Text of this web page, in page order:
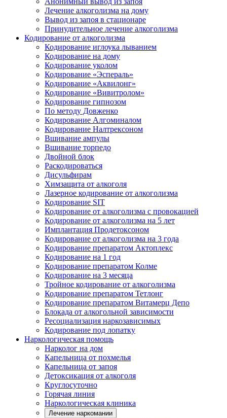
Лечение алкоголизма на дому
Вывод из запоя в стационаре
Принудительное лечение алкоголизма
Кодирование от алкоголизма
Кодирование иглоука лыванием
Кодирование на дому
Кодирование уколом
Кодирование «Эспераль»
Кодирование «Аквилонг»
Кодирование «Вивитролом»
Кодирование гипнозом
По методу Довженко
Кодирование Алгоминалом
Кодирование Налтрексоном
Вшивание ампулы
Вшивание торпедо
Двойной блок
Раскодироваться
Дисульфирам
Химзащита от алкоголя
Лазерное кодирование от алкоголизма
Кодирование SIT
Кодирование от алкоголизма с провокацией
Кодирование от алкоголизма на 5 лет
Имплантация Продетоксоном
Кодирование от алкоголизма на 3 года
Кодирование препаратом Актоплекс
Кодирование на 1 год
Кодирование препаратом Колме
Кодирование на 3 месяца
Тройное кодирование от алкоголизма
Кодирование препаратом Тетлонг
Кодирование препаратом Витамерц Депо
Блокада от алкогольной зависимости
Ресоциализация наркозависимых
Кодирование под лопатку
Наркологическая помощь
Нарколог на дом
Капельница от похмелья
Капельница от запоя
Детоксикация от алкоголя
Круглосуточно
Горячая линия
Наркологическая клиника
Лечение наркомании